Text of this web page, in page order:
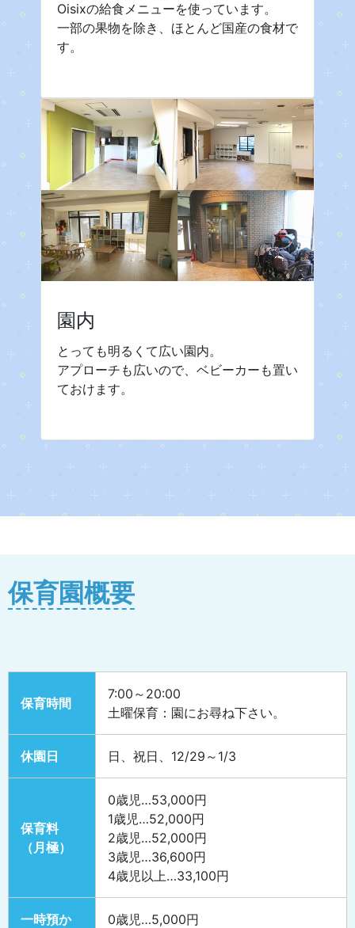
Oisixの給食メニューを使っています。
一部の果物を除き、ほとんど国産の食材で
す。
園内
とっても明るくて広い園内。
アプローチも広いので、ベビーカーも置い
ておけます。
保育園概要
保育時間
7:00～20:00
土曜保育：園にお尋ね下さい。
休園日 日、祝日、12/29～1/3
保育料
（月極）
0歳児…53,000円
1歳児…52,000円
2歳児…52,000円
3歳児…36,600円
4歳児以上…33,100円
一時預か
0歳児…5,000円